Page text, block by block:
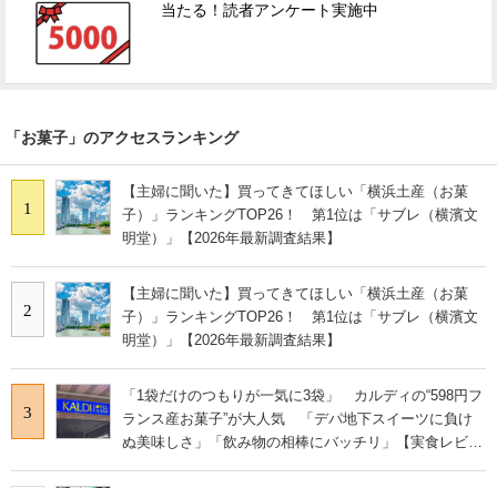
当たる！読者アンケート実施中
「お菓子」のアクセスランキング
1
【主婦に聞いた】買ってきてほしい「横浜土産（お菓
子）」ランキングTOP26！ 第1位は「サブレ（横濱文
明堂）」【2026年最新調査結果】
2
【主婦に聞いた】買ってきてほしい「横浜土産（お菓
子）」ランキングTOP26！ 第1位は「サブレ（横濱文
明堂）」【2026年最新調査結果】
3
「1袋だけのつもりが一気に3袋」 カルディの“598円フ
ランス産お菓子”が大人気 「デパ地下スイーツに負け
ぬ美味しさ」「飲み物の相棒にバッチリ」【実食レビュ